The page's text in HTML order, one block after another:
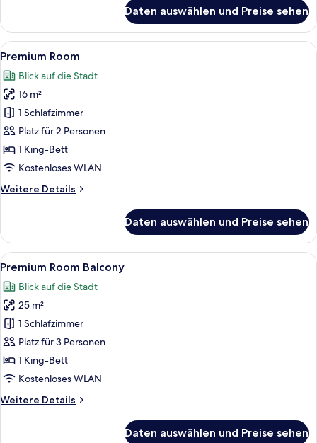
Daten auswählen und Preise sehen
Alle
Fotos
für
Premium
Room
anzeigen
Ein Hotelzimmer mit einem Bett,
5
Premium Room
Blick auf die Stadt
16 m²
1 Schlafzimmer
Platz für 2 Personen
1 King-Bett
Kostenloses WLAN
Weitere Details
Weitere
Room
Daten auswählen und Preise sehen
Alle
Fotos
für
Premium
Room
Balcony
anzeigen
Ein Hotelzimmer mit Bett,
5
Premium Room Balcony
Blick auf die Stadt
25 m²
1 Schlafzimmer
Platz für 3 Personen
1 King-Bett
Kostenloses WLAN
Weitere Details
Weitere
Daten auswählen und Preise sehen